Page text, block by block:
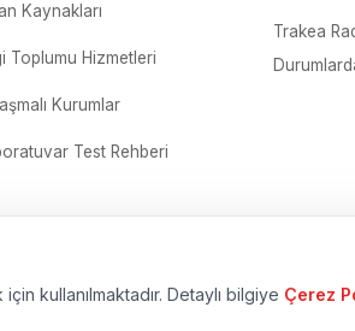
Kaynakları
Toplumu Hizmetleri
Kurumlar
Test Rehberi
Trakea
kullanılmaktadır. Detaylı bilgiye Çerez